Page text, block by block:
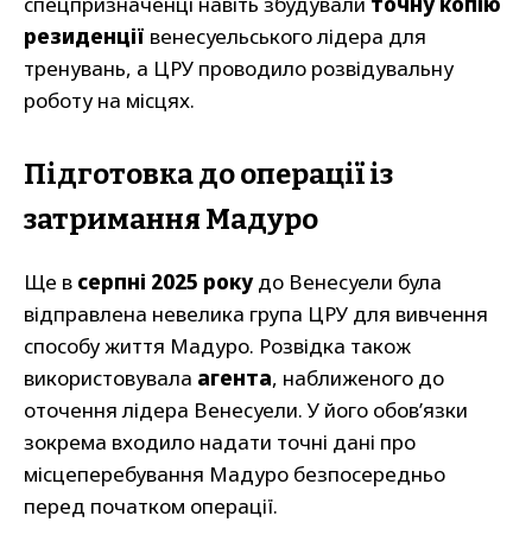
резиденції венесуельського лідера для
тренувань, а ЦРУ проводило розвідувальну
роботу на місцях.
Підготовка до операції із
затримання Мадуро
Ще в серпні 2025 рокудо Венесуели була
відправлена невелика група ЦРУ для вивчення
способу життя Мадуро. Розвідка також
використовувала агента, наближеного до
оточення лідера Венесуели. У його обов’язки
зокрема входило надати точні дані про
місцеперебування Мадуро безпосередньо
перед початком операції.